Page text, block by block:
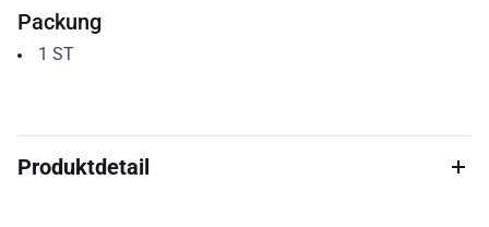
Packung
1 ST
Produktdetail